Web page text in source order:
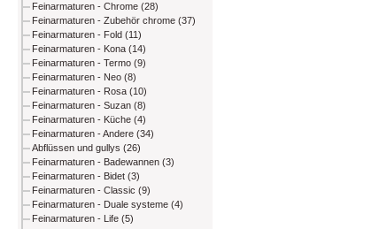
Feinarmaturen - Chrome (28)
Feinarmaturen - Zubehör chrome (37)
Feinarmaturen - Fold (11)
Feinarmaturen - Kona (14)
Feinarmaturen - Termo (9)
Feinarmaturen - Neo (8)
Feinarmaturen - Rosa (10)
Feinarmaturen - Suzan (8)
Feinarmaturen - Küche (4)
Feinarmaturen - Andere (34)
Abflüssen und gullys (26)
Feinarmaturen - Badewannen (3)
Feinarmaturen - Bidet (3)
Feinarmaturen - Classic (9)
Feinarmaturen - Duale systeme (4)
Feinarmaturen - Life (5)